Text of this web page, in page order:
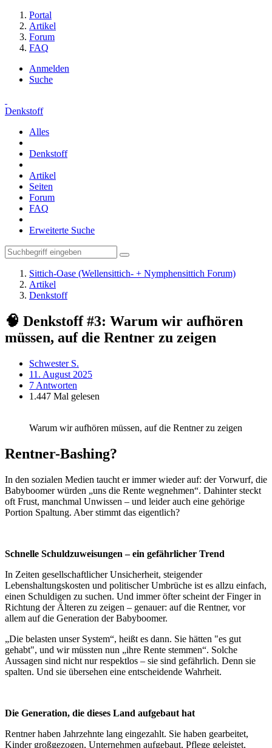
Portal
Artikel
Forum
FAQ
Anmelden
Suche
Denkstoff
Alles
Denkstoff
Artikel
Seiten
Forum
FAQ
Erweiterte Suche
Sittich-Oase (Wellensittich- + Nymphensittich Forum)
Artikel
Denkstoff
🧠 Denkstoff #3: Warum wir aufhören
müssen, auf die Rentner zu zeigen
Schwester S.
11. August 2025
7 Antworten
1.447 Mal gelesen
Warum wir aufhören müssen, auf die Rentner zu zeigen
Rentner-Bashing?
In den sozialen Medien taucht er immer wieder auf: der Vorwurf, die
Babyboomer würden „uns die Rente wegnehmen“. Dahinter steckt
oft Frust, manchmal Unwissen – und leider auch eine gehörige
Portion Spaltung. Aber stimmt das eigentlich?
Schnelle Schuldzuweisungen – ein gefährlicher Trend
In Zeiten gesellschaftlicher Unsicherheit, steigender
Lebenshaltungskosten und politischer Umbrüche ist es allzu einfach,
einen Schuldigen zu suchen. Und immer öfter scheint der Finger in
Richtung der Älteren zu zeigen – genauer: auf die Rentner, vor
allem auf die Generation der Babyboomer.
„Die belasten unser System“, heißt es dann. Sie hätten "es gut
gehabt", und wir müssten nun „ihre Rente stemmen“. Solche
Aussagen sind nicht nur respektlos – sie sind gefährlich. Denn sie
spalten. Und sie übersehen eine entscheidende Wahrheit.
Die Generation, die dieses Land aufgebaut hat
Rentner haben Jahrzehnte lang eingezahlt. Sie haben gearbeitet,
Kinder großgezogen, Unternehmen aufgebaut, Pflege geleistet,